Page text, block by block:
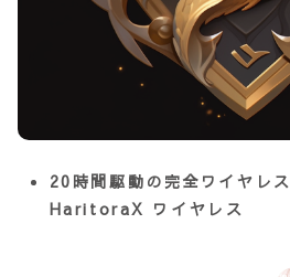
20時間駆動の完全ワイヤレス
HaritoraX ワイヤレス